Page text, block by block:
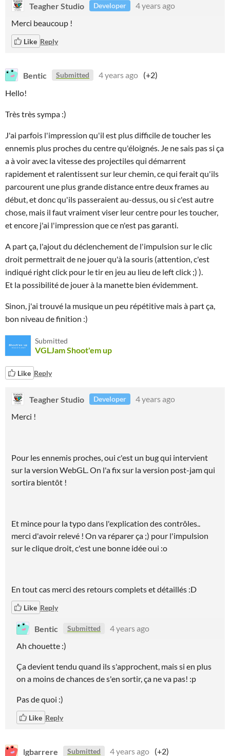
Teagher Studio Developer
4 years ago
Merci beaucoup !
Like Reply
Bentic Submitted 4 years ago (+2)
Hello!
Très très sympa :)
J'ai parfois l'impression qu'il est plus difficile de toucher les
ennemis plus proches du centre qu'éloignés. Je ne sais pas si ça
a à voir avec la vitesse des projectiles qui démarrent
rapidement et ralentissent sur leur chemin, ce qui ferait qu'ils
parcourent une plus grande distance entre deux frames au
début, et donc qu'ils passeraient au-dessus, ou si c'est autre
chose, mais il faut vraiment viser leur centre pour les toucher,
et encore j'ai l'impression que ce n'est pas garanti.
A part ça, l'ajout du déclenchement de l'impulsion sur le clic
droit permettrait de ne jouer qu'à la souris (attention, c'est
indiqué right click pour le tir en jeu au lieu de left click ;) ).
Et la possibilité de jouer à la manette bien évidemment.
Sinon, j'ai trouvé la musique un peu répétitive mais à part ça,
bon niveau de finition :)
Submitted
VGLJam Shoot'em up
Like Reply
Teagher Studio Developer
4 years ago
Merci !
Pour les ennemis proches, oui c'est un bug qui intervient
sur la version WebGL. On l'a fix sur la version post-jam qui
sortira bientôt !
Et mince pour la typo dans l'explication des contrôles..
merci d'avoir relevé ! On va réparer ça ;) pour l'impulsion
sur le clique droit, c'est une bonne idée oui :o
En tout cas merci des retours complets et détaillés :D
Like Reply
Bentic Submitted
4 years ago
Ah chouette :)
Ça devient tendu quand ils s'approchent, mais si en plus
on a moins de chances de s'en sortir, ça ne va pas! :p
Pas de quoi :)
Like Reply
lgbarrere Submitted 4 years ago (+2)